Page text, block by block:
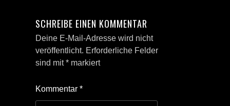
SCHREIBE EINEN KOMMENTAR
Deine E-Mail-Adresse wird nicht
veröffentlicht. Erforderliche Felder
sind mit* markiert
Kommentar *